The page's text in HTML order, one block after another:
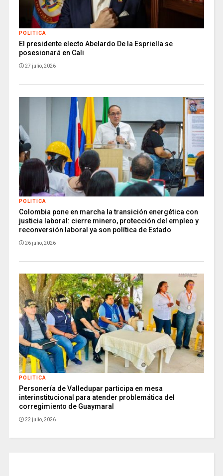
POLITICA
El presidente electo Abelardo De la Espriella se
posesionará en Cali
27 julio, 2026
POLITICA
Colombia pone en marcha la transición energética con
justicia laboral: cierre minero, protección del empleo y
reconversión laboral ya son política de Estado
26 julio, 2026
POLITICA
Personería de Valledupar participa en mesa
interinstitucional para atender problemática del
corregimiento de Guaymaral
22 julio, 2026